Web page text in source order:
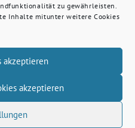
zu gewährleisten.
Inhalte mitunter weitere Cookies
akzeptieren
akzeptieren